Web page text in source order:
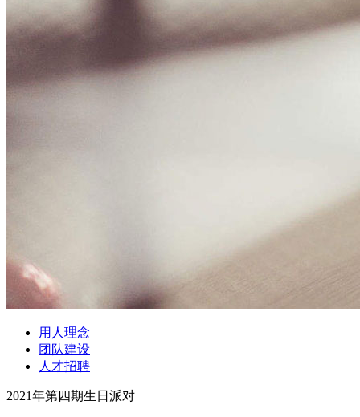
用人理念
团队建设
人才招聘
2021年第四期生日派对